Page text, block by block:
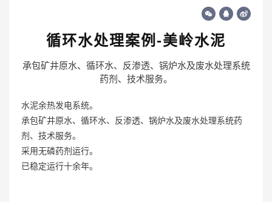
循环水处理案例-美岭水泥
承包矿井原水、循环水、反渗透、锅炉水及废水处理系统
药剂、技术服务。
水泥余热发电系统。
承包矿井原水、循环水、反渗透、锅炉水及废水处理系统药
剂、技术服务。
采用无磷药剂运行。
已稳定运行十余年。